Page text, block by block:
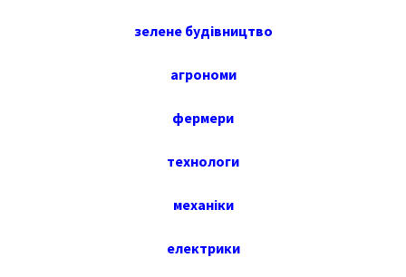
зелене будівництво
агрономи
фермери
технологи
механіки
електрики